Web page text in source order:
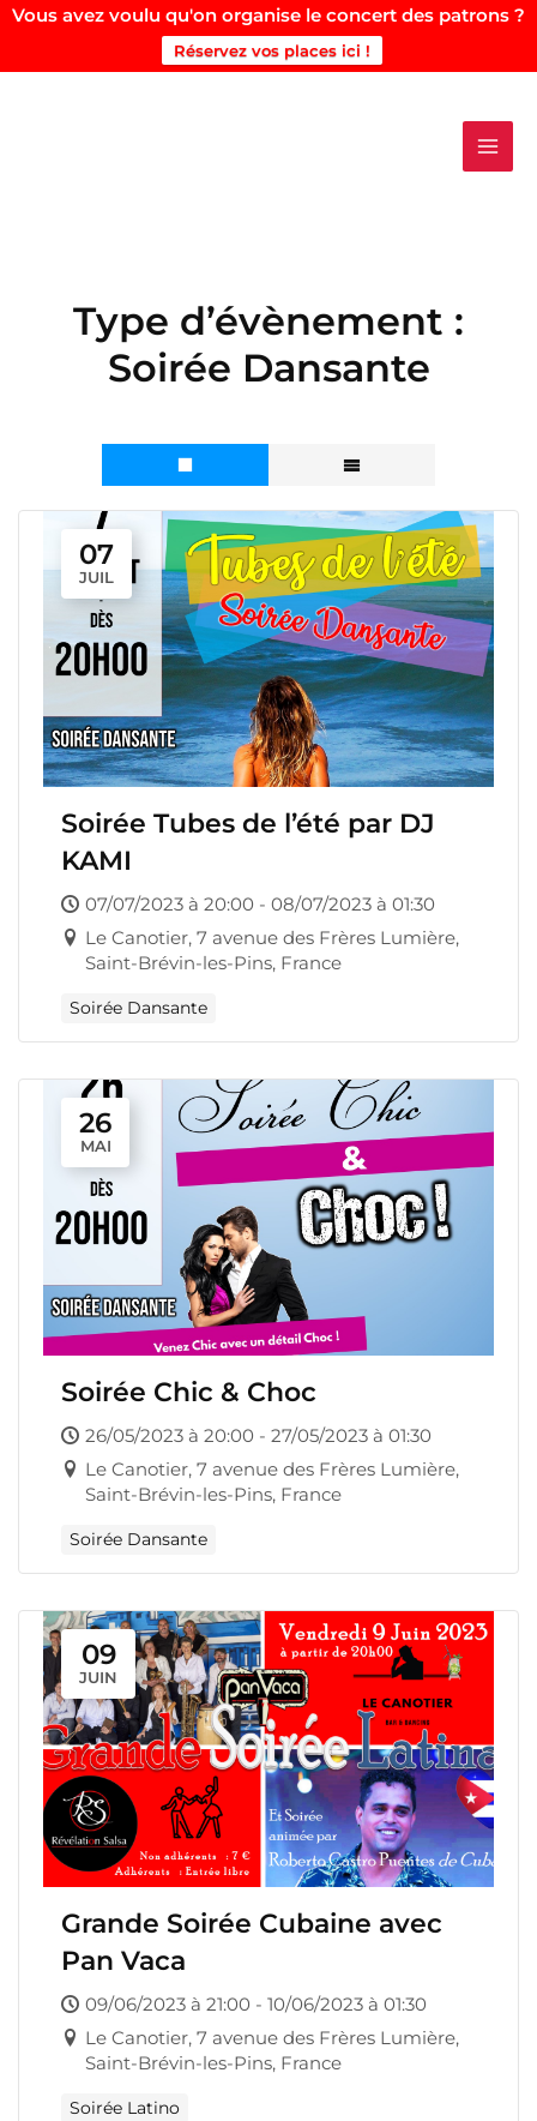
Vous avez voulu qu'on organise le concert des patrons ?
Réservez vos places ici !
Type d’évènement :
Soirée Dansante
07
JUIL
Soirée Tubes de l’été par DJ
KAMI
07/07/2023 à 20:00 - 08/07/2023 à 01:30
Le Canotier, 7 avenue des Frères Lumière,
Saint-Brévin-les-Pins, France
Soirée Dansante
26
MAI
Soirée Chic & Choc
26/05/2023 à 20:00 - 27/05/2023 à 01:30
Le Canotier, 7 avenue des Frères Lumière,
Saint-Brévin-les-Pins, France
Soirée Dansante
09
JUIN
Grande Soirée Cubaine avec
Pan Vaca
09/06/2023 à 21:00 - 10/06/2023 à 01:30
Le Canotier, 7 avenue des Frères Lumière,
Saint-Brévin-les-Pins, France
Soirée Latino